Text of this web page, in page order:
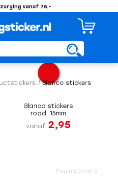
vanaf 75,-
/ Blanco stickers
Sorteer opStandaard
Blanco stickers
rood, 15mm
vanaf 2,95
Pagina 3 van 3